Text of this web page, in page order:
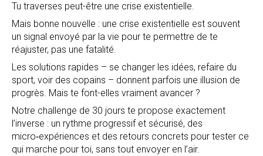
Tu traverses peut-être une crise existentielle.
Mais bonne nouvelle : une crise existentielle est souvent
un signal envoyé par la vie pour te permettre de te
réajuster, pas une fatalité.
Les solutions rapides – se changer les idées, refaire du
sport, voir des copains – donnent parfois une illusion de
progrès. Mais te font-elles vraiment avancer ?
Notre challenge de 30 jours te propose exactement
l’inverse : un rythme progressif et sécurisé, des
micro‑expériences et des retours concrets pour tester ce
qui marche pour toi, sans tout envoyer en l’air.